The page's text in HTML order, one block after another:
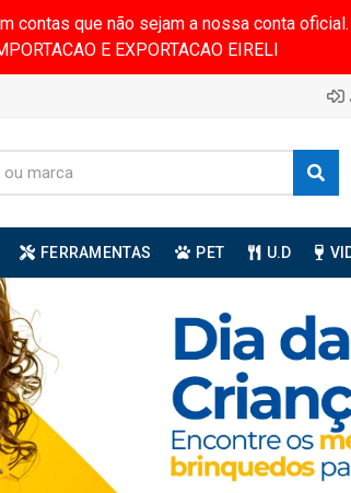
contas que não sejam a nossa conta
E EXPORTACAO EIRELI
FERRAMENTAS PET U.D